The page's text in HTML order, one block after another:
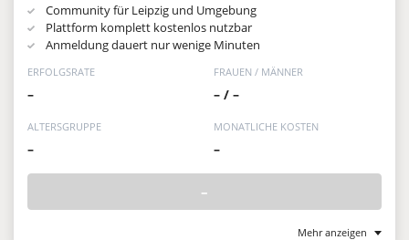
Community für Leipzig und Umgebung
Plattform komplett kostenlos nutzbar
Anmeldung dauert nur wenige Minuten
ERFOLGSRATE
–
FRAUEN / MÄNNER
– / –
ALTERSGRUPPE
–
MONATLICHE KOSTEN
–
–
Mehr anzeigen